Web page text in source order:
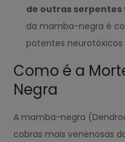
de outras serpentes
da mamba-negra é
potentes neurotóxicos
Como é a
Negra
A mamba-negra
cobras mais venenosas